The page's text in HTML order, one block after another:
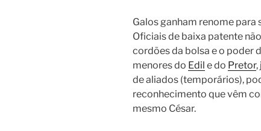
Galos ganham renome
Oficiais de baixa patente
cordões da bolsa e o poder
menores do Edil e do Pretor,
de aliados (temporários),
reconhecimento que vêm
mesmo César.